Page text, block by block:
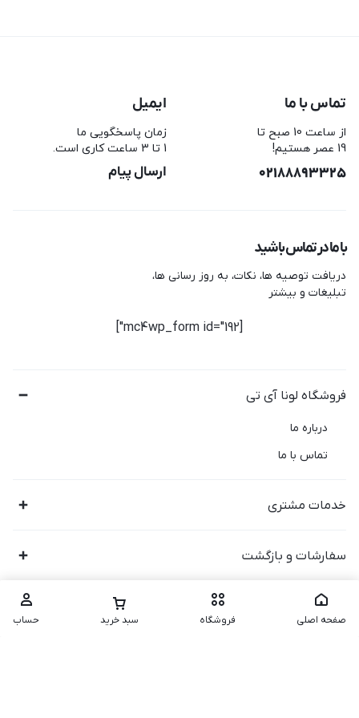
تماس با ما
از ساعت 10 صبح تا
19 عصر هستیم!
02188893325
ایمیل
زمان پاسخگویی ما
1 تا 3 ساعت کاری است.
ارسال پیام
با ما در تماس باشید
دریافت توصیه ها، نکات، به روز رسانی ها،
تبلیغات و بیشتر
[mc4wp_form id="192"]
فروشگاه لونا آی تی
درباره ما
تماس با ما
خدمات مشتری
سفارشات و بازگشت
صفحه اصلی فروشگاه سبد خرید حساب